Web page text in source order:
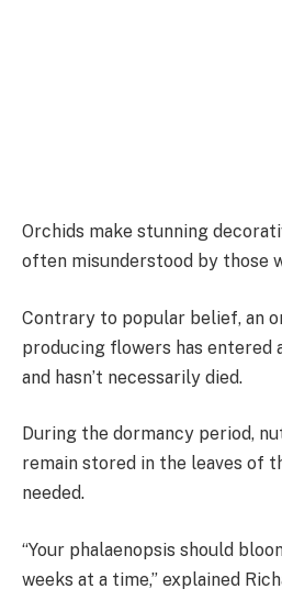
Orchids make stunning
often misunderstood by those
Contrary to popular belief, an
producing flowers has entered
and hasn’t necessarily died.
During the dormancy period,
remain stored in the leaves of
needed.
“Your phalaenopsis should
weeks at a time,” explained